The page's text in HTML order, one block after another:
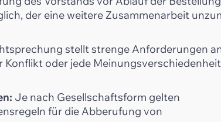
der eine weitere Zusammenarbeit
stellt strenge Anforderungen
Konflikt oder jede Meinungsverschiedenheit
Je nach Gesellschaftsform gelten
für die Abberufung von